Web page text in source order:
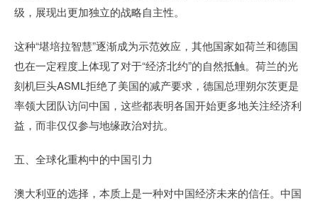
级，展现出更加独立的战略自主性。
这种“堪培拉智慧”逐渐成为示范效应，其他国家如荷兰和德国
也在一定程度上体现了对于“经济北约”的自然抵触。荷兰的光
刻机巨头ASML拒绝了美国的减产要求，德国总理朔尔茨更是
率领大团队访问中国，这些都表明各国开始更多地关注经济利
益，而非仅仅参与地缘政治对抗。
五、全球化重构中的中国引力
澳大利亚的选择，本质上是一种对中国经济未来的信任。中国